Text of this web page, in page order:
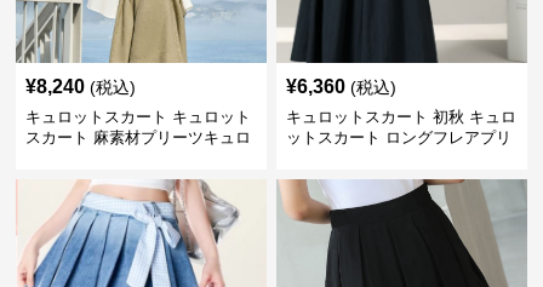
¥8,240 (税込)
キュロットスカート キュロット
スカート 麻素材プリーツキュロ
¥6,360 (税込)
キュロットスカート 初秋 キュロ
ットスカート ロングフレアプリ